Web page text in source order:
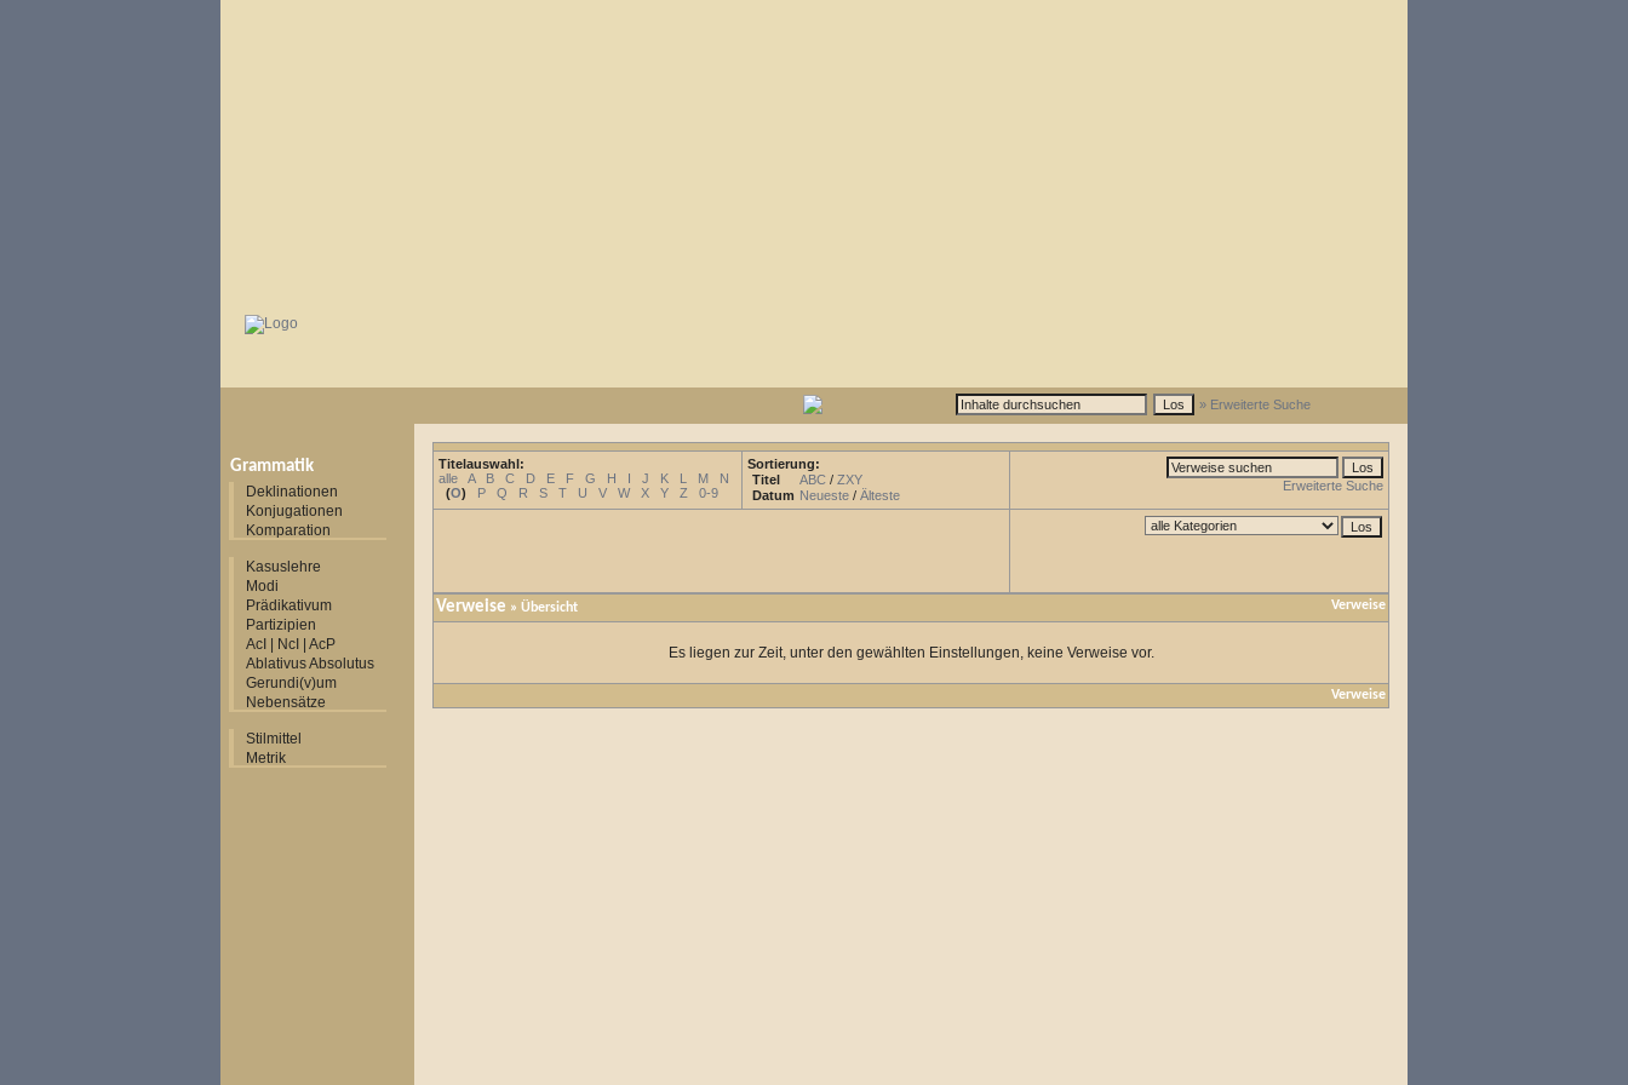
» Erweiterte Suche
Grammatik
Deklinationen
Konjugationen
Komparation
Kasuslehre
Modi
Prädikativum
Partizipien
AcI | NcI | AcP
Ablativus Absolutus
Gerundi(v)um
Nebensätze
Stilmittel
Metrik
Titelauswahl:
alle
A B C D E F G H I J K L M
N
(O) P Q R S T U V W X Y Z 0-9
Sortierung:
Titel
ABC / ZXY
Datum Neueste / Älteste
Erweiterte Suche
Verweise » Übersicht Verweise
Es liegen zur Zeit, unter den gewählten Einstellungen, keine Verweise vor.
Verweise